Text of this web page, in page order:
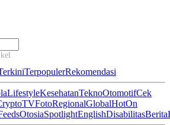
ini...
TerpopulerRekomendasi
LifestyleKesehatanTeknoOtomotifCek
TVFotoRegionalGlobalHotOn
OtosiaSpotlightEnglishDisabilitasBerita